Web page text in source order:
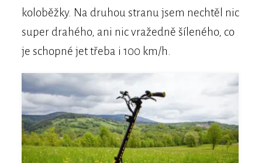
koloběžky. Na druhou stranu jsem nechtěl nic
super drahého, ani nic vražedně šíleného, co
je schopné jet třeba i 100 km/h.